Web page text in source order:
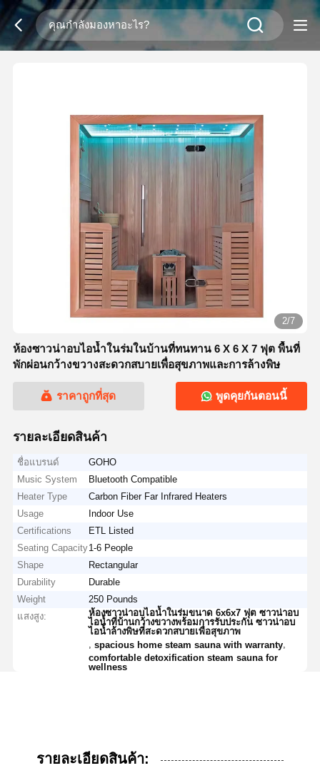
2/7
ห้องซาวน่าอบไอน้ำในร่มในบ้านที่ทนทาน 6 X 6 X 7 ฟุต พื้นที่
พักผ่อนกว้างขวางสะดวกสบายเพื่อสุขภาพและการล้างพิษ
ราคาถูกที่สุด พูดคุยกันตอนนี้
รายละเอียดสินค้า
ชื่อแบรนด์
GOHO
Music System
Bluetooth Compatible
Heater Type
Carbon Fiber Far Infrared Heaters
Usage
Indoor Use
Certifications
ETL Listed
Seating Capacity1-6 People
Shape
Rectangular
Durability
Durable
Weight
250 Pounds
แสงสูง:
ห้องซาวน่าอบไอน้ำในร่มขนาด 6x6x7 ฟุต ซาวน่าอบ
ไอน้ำที่บ้านกว้างขวางพร้อมการรับประกัน ซาวน่าอบ
ไอน้ำล้างพิษที่สะดวกสบายเพื่อสุขภาพ
,spacious home steam sauna with warranty
comfortable detoxification steam sauna for
wellness
รายละเอียดสินค้า: